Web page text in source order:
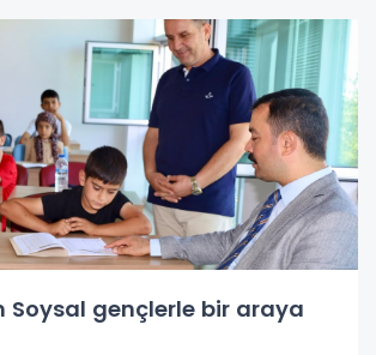
Soysal gençlerle bir araya